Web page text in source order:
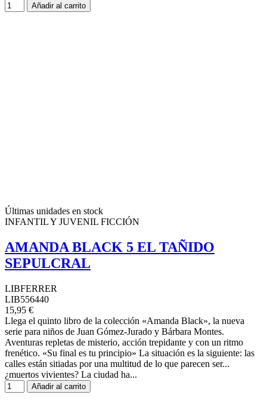
Añadir al carrito
Últimas unidades en stock
INFANTIL Y JUVENIL FICCIÓN
AMANDA BLACK 5 EL TAÑIDO
SEPULCRAL
LIBFERRER
LIB556440
15,95 €
Llega el quinto libro de la colección «Amanda Black», la nueva
serie para niños de Juan Gómez-Jurado y Bárbara Montes.
Aventuras repletas de misterio, acción trepidante y con un ritmo
frenético. «Su final es tu principio» La situación es la siguiente: las
calles están sitiadas por una multitud de lo que parecen ser...
¿muertos vivientes? La ciudad ha...
Añadir al carrito